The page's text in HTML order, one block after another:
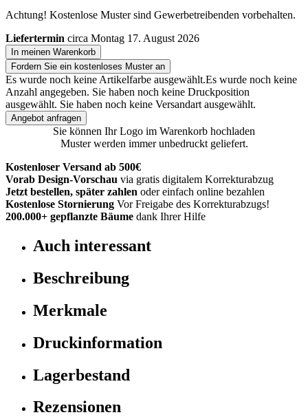
Achtung! Kostenlose Muster sind Gewerbetreibenden vorbehalten.
Liefertermin circa Montag 17. August 2026
In meinen Warenkorb
Fordern Sie ein kostenloses Muster an
Es wurde noch keine Artikelfarbe ausgewählt.Es wurde noch keine
Anzahl angegeben. Sie haben noch keine Druckposition
ausgewählt. Sie haben noch keine Versandart ausgewählt.
Angebot anfragen
Sie können Ihr Logo im Warenkorb hochladen
Muster werden immer unbedruckt geliefert.
Kostenloser Versand ab 500€
Vorab Design-Vorschau via gratis digitalem Korrekturabzug
Jetzt bestellen, später zahlen oder einfach online bezahlen
Kostenlose Stornierung Vor Freigabe des Korrekturabzugs!
200.000+ gepflanzte Bäume dank Ihrer Hilfe
Auch interessant
Beschreibung
Merkmale
Druckinformation
Lagerbestand
Rezensionen